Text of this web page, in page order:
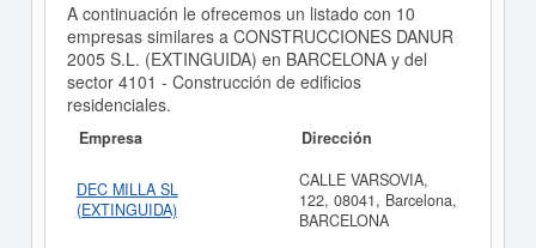
A continuación le ofrecemos un listado con 10
empresas similares a CONSTRUCCIONES DANUR
2005 S.L. (EXTINGUIDA) en BARCELONA y del
sector 4101 - Construcción de edificios
residenciales.
Empresa Dirección
DEC MILLA SL
(EXTINGUIDA)
CALLE VARSOVIA,
122, 08041, Barcelona,
BARCELONA